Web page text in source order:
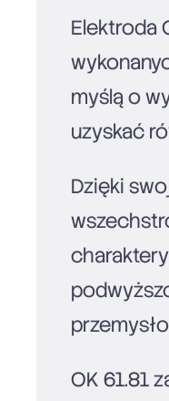
Elektroda
myślą o
uzyskać
Dzięki
OK 61.81